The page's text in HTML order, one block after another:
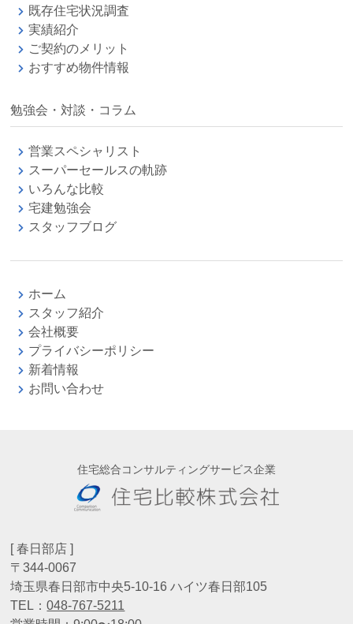
既存住宅状況調査
実績紹介
ご契約のメリット
おすすめ物件情報
勉強会・対談・コラム
営業スペシャリスト
スーパーセールスの軌跡
いろんな比較
宅建勉強会
スタッフブログ
ホーム
スタッフ紹介
会社概要
プライバシーポリシー
新着情報
お問い合わせ
住宅総合コンサルティングサービス企業
[ 春日部店 ]
〒344-0067
埼玉県春日部市中央5-10-16 ハイツ春日部105
TEL：048-767-5211